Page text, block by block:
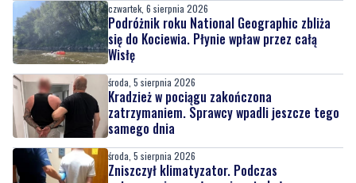
czwartek, 6 sierpnia 2026
Podróżnik roku National Geographic zbliża
się do Kociewia. Płynie wpław przez całą
Wisłę
środa, 5 sierpnia 2026
Kradzież w pociągu zakończona
zatrzymaniem. Sprawcy wpadli jeszcze tego
samego dnia
środa, 5 sierpnia 2026
Zniszczył klimatyzator. Podczas